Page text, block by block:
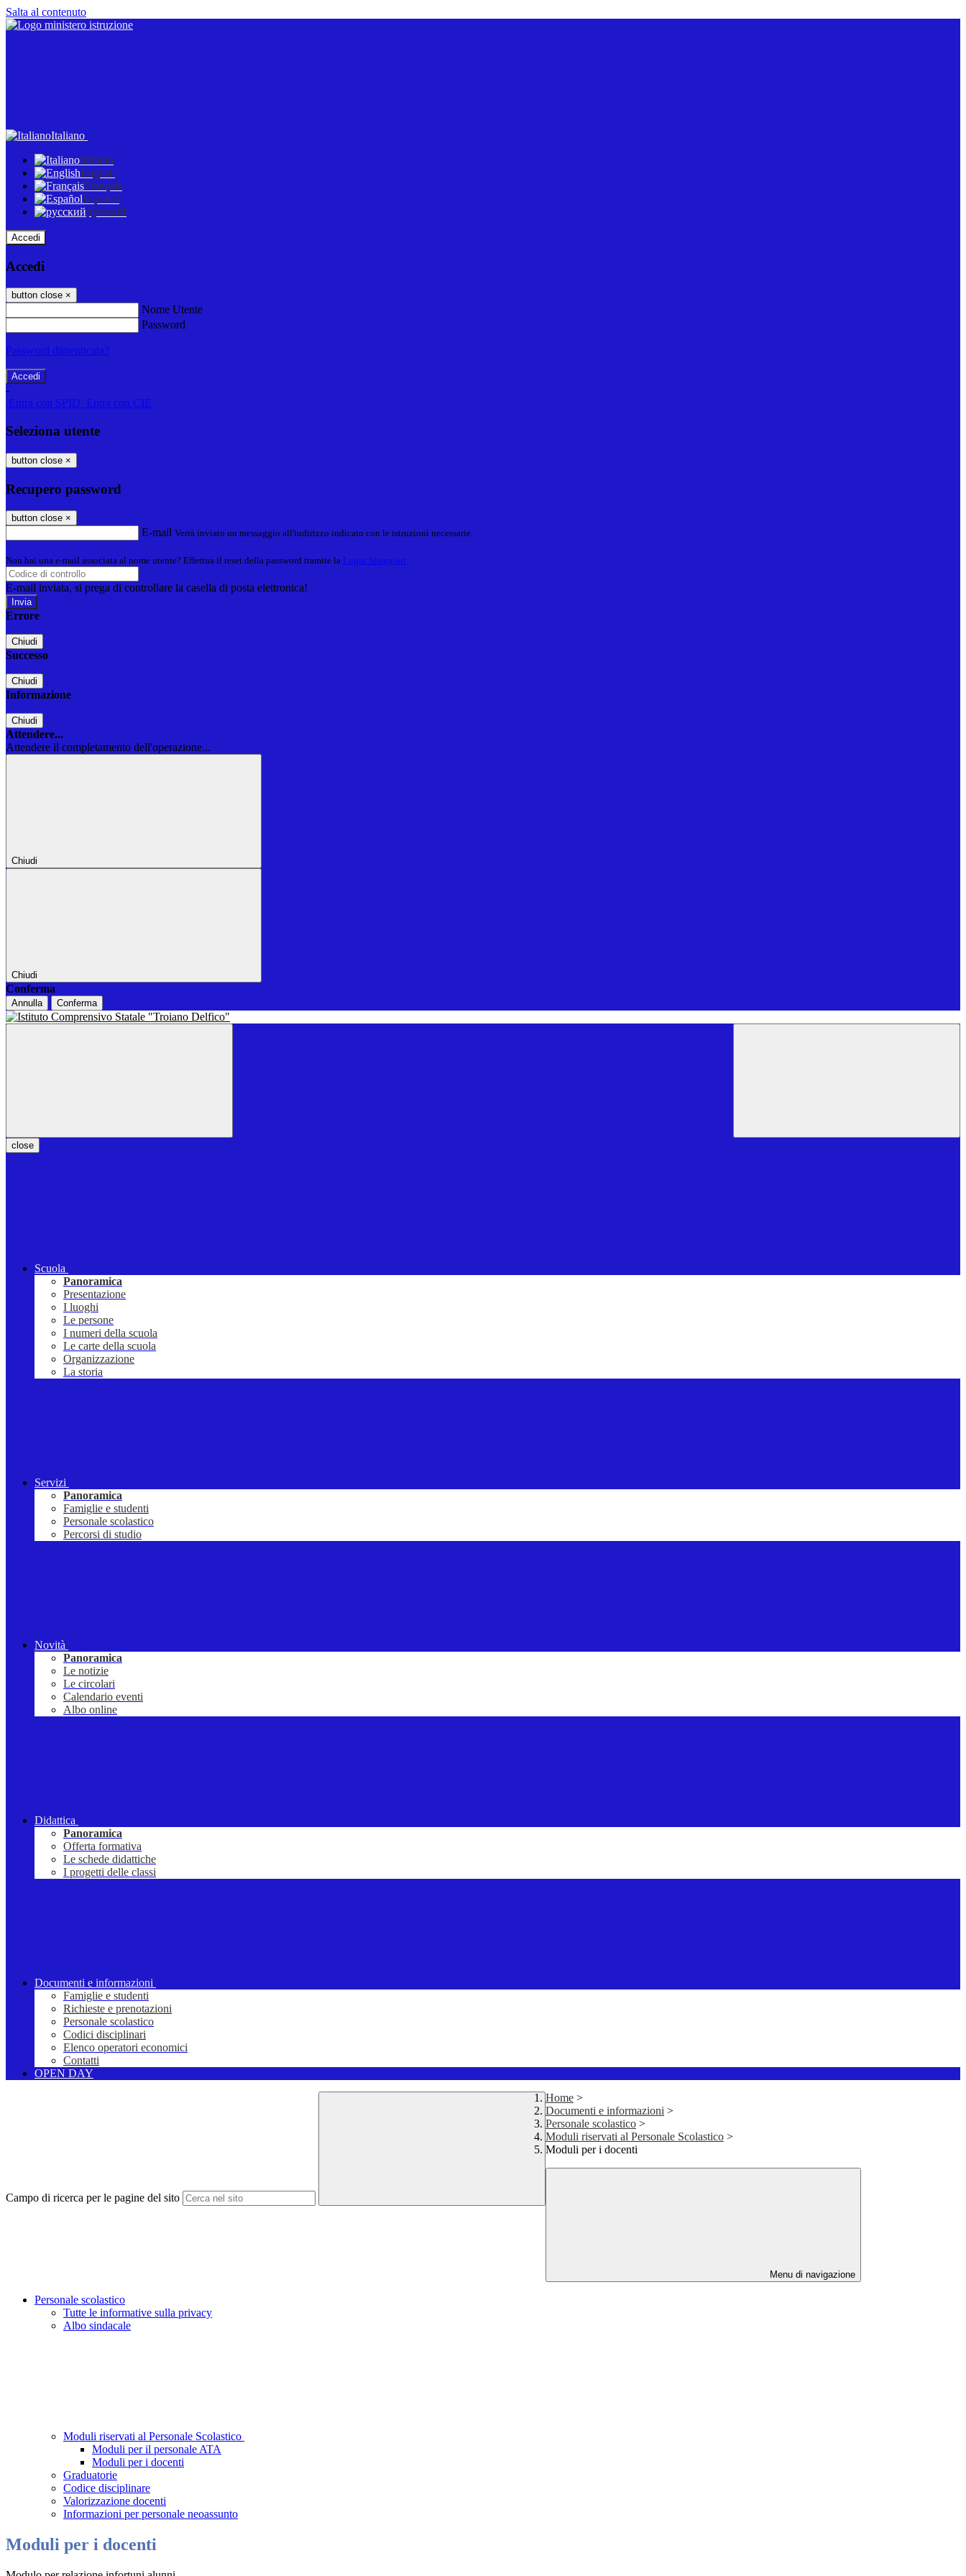
Salta al contenuto
Italiano
Italiano
English
Français
Español
русский
Accedi
Accedi
button close ×
Nome Utente
Password
Password dimenticata?
-
Entra con SPID
Entra con CIE
Seleziona utente
button close ×
Recupero password
button close ×
E-mail Verrà inviato un messaggio all'indirizzo indicato con le istruzioni necessarie.
Non hai una e-mail associata al nome utente? Effettua il reset della password tramite la Login Spaggiari
E-mail inviata, si prega di controllare la casella di posta elettronica!
Errore
Chiudi
Successo
Chiudi
Informazione
Chiudi
Attendere...
Attendere il completamento dell'operazione...
Chiudi
Chiudi
Conferma
Annulla Conferma
close
Scuola
Panoramica
Presentazione
I luoghi
Le persone
I numeri della scuola
Le carte della scuola
Organizzazione
La storia
Servizi
Panoramica
Famiglie e studenti
Personale scolastico
Percorsi di studio
Novità
Panoramica
Le notizie
Le circolari
Calendario eventi
Albo online
Didattica
Panoramica
Offerta formativa
Le schede didattiche
I progetti delle classi
Documenti e informazioni
Famiglie e studenti
Richieste e prenotazioni
Personale scolastico
Codici disciplinari
Elenco operatori economici
Contatti
OPEN DAY
Campo di ricerca per le pagine del sito
Home >
Documenti e informazioni >
Personale scolastico >
Moduli riservati al Personale Scolastico >
Moduli per i docenti
Menu di navigazione
Personale scolastico
Tutte le informative sulla privacy
Albo sindacale
Moduli riservati al Personale Scolastico
Moduli per il personale ATA
Moduli per i docenti
Graduatorie
Codice disciplinare
Valorizzazione docenti
Informazioni per personale neoassunto
Moduli per i docenti